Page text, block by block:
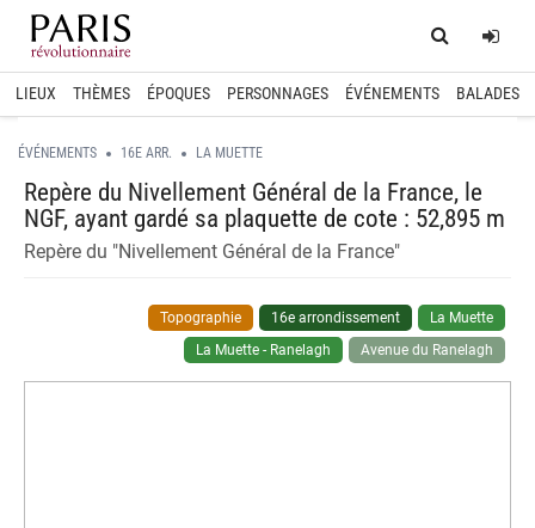
Home
LIEUX THÈMES ÉPOQUES PERSONNAGES ÉVÉNEMENTS BALADES
ÉVÉNEMENTS 16E ARR. LA MUETTE
Repère du Nivellement Général de la France, le
NGF, ayant gardé sa plaquette de cote : 52,895 m
Repère du "Nivellement Général de la France"
Topographie 16e arrondissement
La Muette
La Muette - Ranelagh
Avenue du Ranelagh